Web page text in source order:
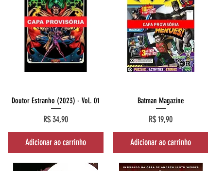
Visualização rápida
Doutor Estranho (2023) - Vol. 01
Preço
R$ 34,90
Adicionar ao carrinho
Visualização rápida
Batman Magazine
Preço
R$ 19,90
Adicionar ao carrinho